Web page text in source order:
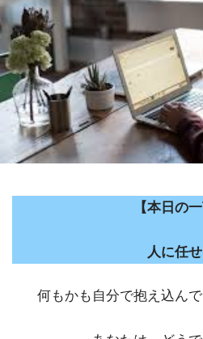
【本日の一
人に任
何もかも自分で抱え込んで